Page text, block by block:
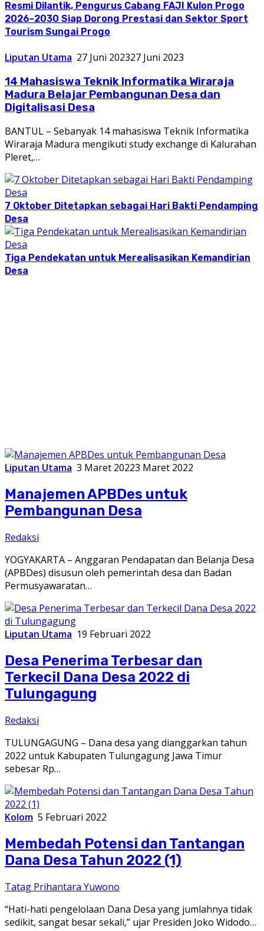
Resmi Dilantik, Pengurus Cabang FAJI Kulon Progo
2026-2030 Siap Dorong Prestasi dan Sektor Sport
Tourism Sungai Progo
Liputan Utama 27 Juni 202327 Juni 2023
14 Mahasiswa Teknik Informatika Wiraraja
Madura Belajar Pembangunan Desa dan
Digitalisasi Desa
BANTUL – Sebanyak 14 mahasiswa Teknik Informatika
Wiraraja Madura mengikuti study exchange di Kalurahan
Pleret,…
7 Oktober Ditetapkan sebagai Hari Bakti Pendamping
Desa
Tiga Pendekatan untuk Merealisasikan Kemandirian
Desa
Liputan Utama 3 Maret 20223 Maret 2022
Manajemen APBDes untuk
Pembangunan Desa
Redaksi
YOGYAKARTA – Anggaran Pendapatan dan Belanja Desa
(APBDes) disusun oleh pemerintah desa dan Badan
Permusyawaratan…
Liputan Utama 19 Februari 2022
Desa Penerima Terbesar dan
Terkecil Dana Desa 2022 di
Tulungagung
Redaksi
TULUNGAGUNG – Dana desa yang dianggarkan tahun
2022 untuk Kabupaten Tulungagung Jawa Timur
sebesar Rp…
Kolom 5 Februari 2022
Membedah Potensi dan Tantangan
Dana Desa Tahun 2022 (1)
Tatag Prihantara Yuwono
“Hati-hati pengelolaan Dana Desa yang jumlahnya tidak
sedikit, sangat besar sekali,” ujar Presiden Joko Widodo…